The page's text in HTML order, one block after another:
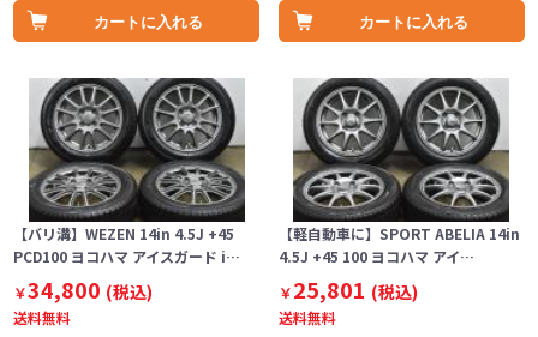
カートに入れる カートに入れる
【バリ溝】WEZEN 14in 4.5J +45
PCD100 ヨコハマ アイスガード i…
￥34,800 (税込)
送料無料
【軽自動車に】SPORT ABELIA 14in
4.5J +45 100 ヨコハマ アイ…
￥25,801 (税込)
送料無料